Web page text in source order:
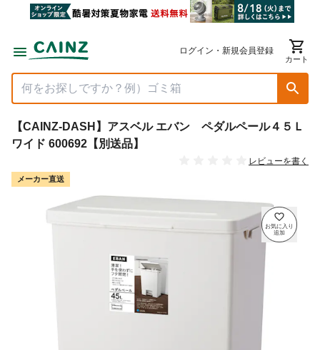
ログイン・新規会員登録
カート
【CAINZ-DASH】アスベル エバン ペダルペール４５Ｌ
ワイド 600692【別送品】
レビューを書く
メーカー直送